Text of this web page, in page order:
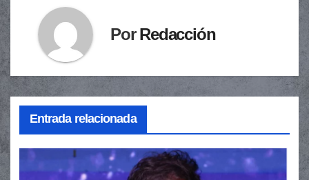
PorRedacción
Entrada relacionada